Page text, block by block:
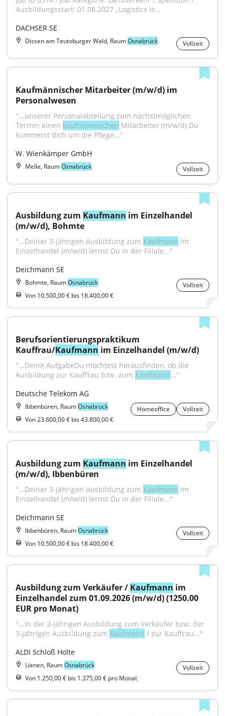
Ausbildungsstart: 01.08.2027 „Logistics is...
DACHSER SE
Dissen am Teutoburger Wald, RaumOsnabrück Vollzeit
Kaufmännischer Mitarbeiter (m/w/d) im
Personalwesen
"...unserer Personalabteilung zum nächstmöglichen
Termin einen kaufmännischen Mitarbeiter (m/w/d).Du
kümmerst dich um die Pflege..."
W. Wienkämper GmbH
Melle, RaumOsnabrück Vollzeit
Ausbildung zum Kaufmann im Einzelhandel
(m/w/d), Bohmte
"...Deiner 3-jährigen Ausbildung zum Kaufmann im
Einzelhandel (m/w/d) lernst Du in der Filiale..."
Deichmann SE
Bohmte, RaumOsnabrück
Vollzeit
Von 10.500,00 € bis 18.400,00 €
Berufsorientierungspraktikum
Kauffrau/Kaufmann im Einzelhandel (m/w/d)
"...Deine AufgabeDu möchtest herausfinden, ob die
Ausbildung zur Kauffrau bzw. zum Kaufmann..."
Deutsche Telekom AG
Ibbenbüren, RaumOsnabrück Homeoffice
Vollzeit
Von 23.600,00 € bis 43.800,00 €
Ausbildung zum Kaufmann im Einzelhandel
(m/w/d), Ibbenbüren
"...Deiner 3-jährigen Ausbildung zum Kaufmann im
Einzelhandel (m/w/d) lernst Du in der Filiale..."
Deichmann SE
Ibbenbüren, RaumOsnabrück
Vollzeit
Von 10.500,00 € bis 18.400,00 €
Ausbildung zum Verkäufer / Kaufmann im
Einzelhandel zum 01.09.2026 (m/w/d) (1250.00
EUR pro Monat)
"...In der 2-jährigen Ausbildung zum Verkäufer bzw. der
3-jährigen Ausbildung zum Kaufmann / zur Kauffrau..."
ALDI Schloß Holte
Lienen, RaumOsnabrück
Vollzeit
Von 1.250,00 € bis 1.375,00 € pro Monat